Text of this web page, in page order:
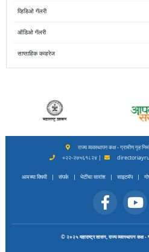
व्हिडिओ गॅलरी
ऑडिओ गॅलरी
साप्ताहिक कव्हरेज
राज्य व्यवस्थापन कक्ष - ग्रामीण गृह
०२२-२७५६१८२४ |
आमच्या विषयी | संपर्क | भेटींचा सारांश | साइटमॅप |
© २०२५ महाराष्ट्र शासन, राज्य व्यवस्थापन कक्ष -